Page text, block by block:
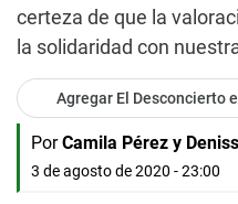
certeza de que la
la solidaridad con
Agregar El Desconcierto
Por Camila Pérez y
3 de agosto de 2020 - 23:00